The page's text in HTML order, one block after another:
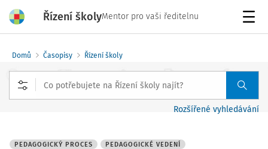
Řízení školyMentor pro vaši ředitelnu
Domů Časopisy Řízení školy
Rozšířené vyhledávání
PEDAGOGICKÝ PROCES PEDAGOGICKÉ VEDENÍ